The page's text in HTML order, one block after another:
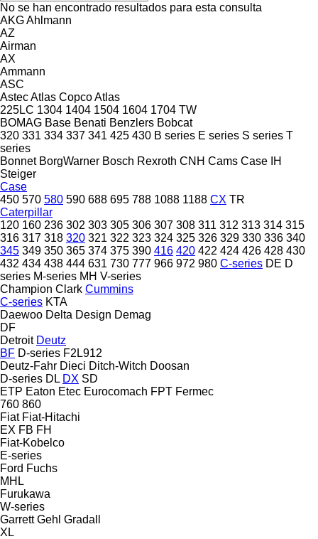
No se han encontrado resultados para esta consulta
AKGAhlmann
AZ
Airman
AX
Ammann
ASC
AstecAtlas CopcoAtlas
225LC 1304 1404 1504 1604 1704 TW
BOMAG Base Benati Benzlers Bobcat
320 331 334 337 341 425 430 B series E series S series T
series
Bonnet BorgWarner Bosch Rexroth CNH Cams Case IH
Steiger
Case
450 570 580 590 688 695 788 1088 1188 CX TR
Caterpillar
120 160 236 302 303 305 306 307 308 311 312 313 314 315
316 317 318 320 321 322 323 324 325 326 329 330 336 340
345 349 350 365 374 375 390 416 420 422 424 426 428 430
432 434 438 444 631 730 777 966 972 980 C-series DE D
series M-series MH V-series
Champion Clark Cummins
C-series KTA
Daewoo Delta Design Demag
DF
Detroit Deutz
BF D-series F2L912
Deutz-Fahr Dieci Ditch-Witch Doosan
D-series DL DX SD
ETP Eaton Etec Eurocomach FPT Fermec
760 860
Fiat Fiat-Hitachi
EX FB FH
Fiat-Kobelco
E-series
Ford Fuchs
MHL
Furukawa
W-series
Garrett Gehl Gradall
XL